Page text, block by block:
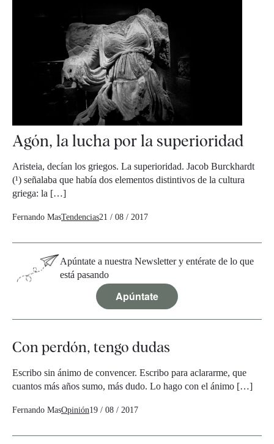
Agón, la lucha por la superioridad
Aristeia, decían los griegos. La superioridad. Jacob Burckhardt
(¹) señalaba que había dos elementos distintivos de la cultura
griega: la […]
Fernando MasTendencias21 / 08 / 2017
Apúntate a nuestra Newsletter y entérate de lo que
está pasando
Apúntate
Con perdón, tengo dudas
Escribo sin ánimo de convencer. Escribo para aclararme, que
cuantos más años sumo, más dudo. Lo hago con el ánimo […]
Fernando MasOpinión19 / 08 / 2017